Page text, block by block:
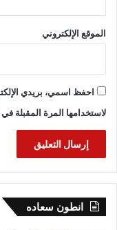
الموقع الإلكتروني
احفظ اسمي، بريدي
لاستخدامها المرة المقبلة
انطون سعاده